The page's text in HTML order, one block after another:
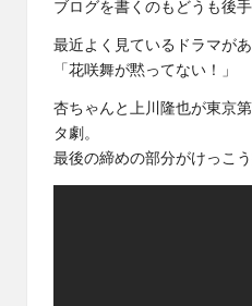
ブログを書くのもどうも後
最近よく見ているドラマがあ
「花咲舞が黙ってない！」
杏ちゃんと上川隆也が東京
タ劇。
最後の締めの部分がけっこ